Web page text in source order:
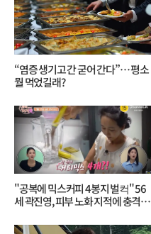
“염증 생기고 간 굳어 간다”… 평소
뭘 먹었길래?
"공복에 믹스커피 4봉지 벌컥" 56
세 곽진영, 피부 노화 지적에 충격…